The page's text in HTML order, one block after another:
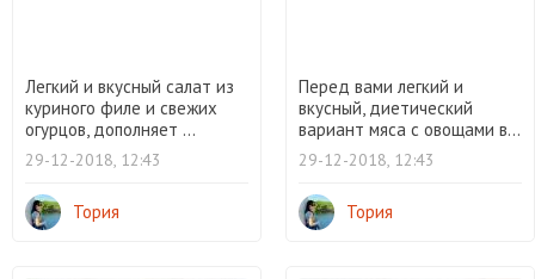
Легкий и вкусный салат из
куриного филе и свежих
огурцов, дополняет ...
29-12-2018, 12:43
Тория
Перед вами легкий и
вкусный, диетический
вариант мяса с овощами в...
29-12-2018, 12:43
Тория